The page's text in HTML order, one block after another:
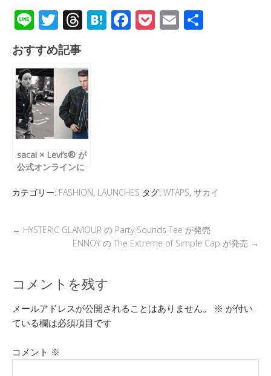
Li
n
e
T
wi
tt
T
a
d
s
H F P E
おすすめ記事
sacai × Levi’s® が
公式オンラインに
カテゴリー: FASHION, LAUNCHES タグ: WTAPS, サカイ
← HYSTERIC GLAMOUR の Party Sounds Tee が発売
ENNOY の The Extreme of Simple Cap が発売 →
コメントを残す
メールアドレスが公開されることはありません。 ※ が付い
ている欄は必須項目です
コメント ※